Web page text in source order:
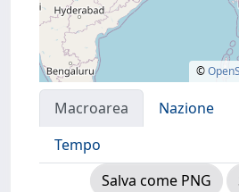
©
Macroarea Nazione
Tempo
Salva come PNG